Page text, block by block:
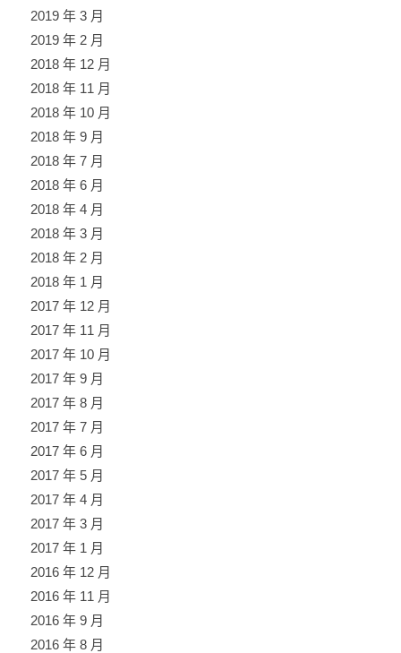
2019 年 3 月
2019 年 2 月
2018 年 12 月
2018 年 11 月
2018 年 10 月
2018 年 9 月
2018 年 7 月
2018 年 6 月
2018 年 4 月
2018 年 3 月
2018 年 2 月
2018 年 1 月
2017 年 12 月
2017 年 11 月
2017 年 10 月
2017 年 9 月
2017 年 8 月
2017 年 7 月
2017 年 6 月
2017 年 5 月
2017 年 4 月
2017 年 3 月
2017 年 1 月
2016 年 12 月
2016 年 11 月
2016 年 9 月
2016 年 8 月